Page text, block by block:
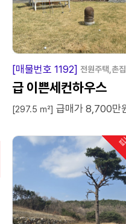
급 매
[매물번호 1192] 전원주택,촌집
급 이쁜세컨하우스
[297.5 ㎡] 급매가 8,700만